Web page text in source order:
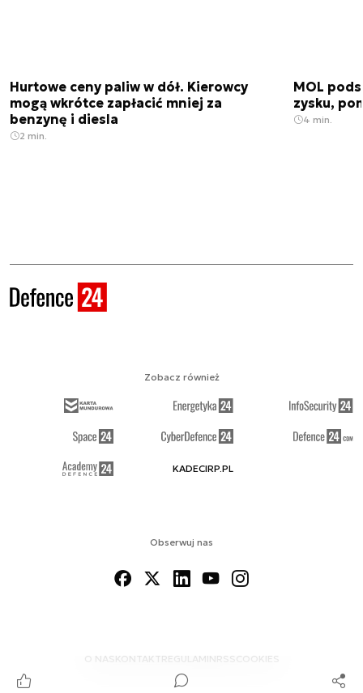
Hurtowe ceny paliw w dół. Kierowcy
mogą wkrótce zapłacić mniej za
benzynę i diesla
2 min.
MOL
zysku,
4 min.
Obserwuj nas
O NAS KONTAKTREGULAMINRSS COOKIES
Zobacz również
KADECIRP.PL